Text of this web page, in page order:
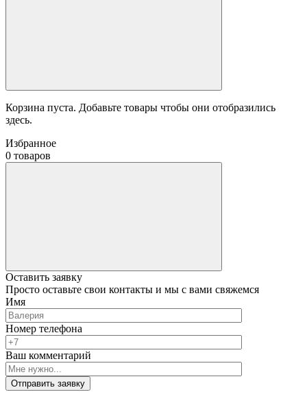
Корзина пуста. Добавьте товары чтобы они отобразились
здесь.
Избранное
0 товаров
Оставить заявку
Просто оставьте свои контакты и мы с вами свяжемся
Имя
Номер телефона
Ваш комментарий
Отправить заявку